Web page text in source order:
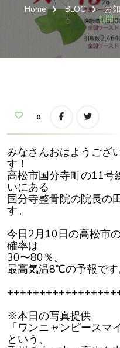
Home BLOG お
も開
0
みなさんおはようござ
す！
高松市国分寺町の11号
いにある
国分寺整骨院の院長の
す。
今日2月10日の高松市
確率は
30〜80％。
最高気温8℃の予報です
※本日の写真提供
「ワンニャンピースマ
という、